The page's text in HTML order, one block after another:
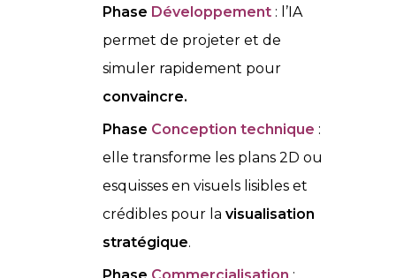
Phase Développement: l’IA
permet de projeter et de
simuler rapidement pour
convaincre.
Phase Conception technique :
elle transforme les plans 2D ou
esquisses en visuels lisibles et
crédibles pour la visualisation
stratégique.